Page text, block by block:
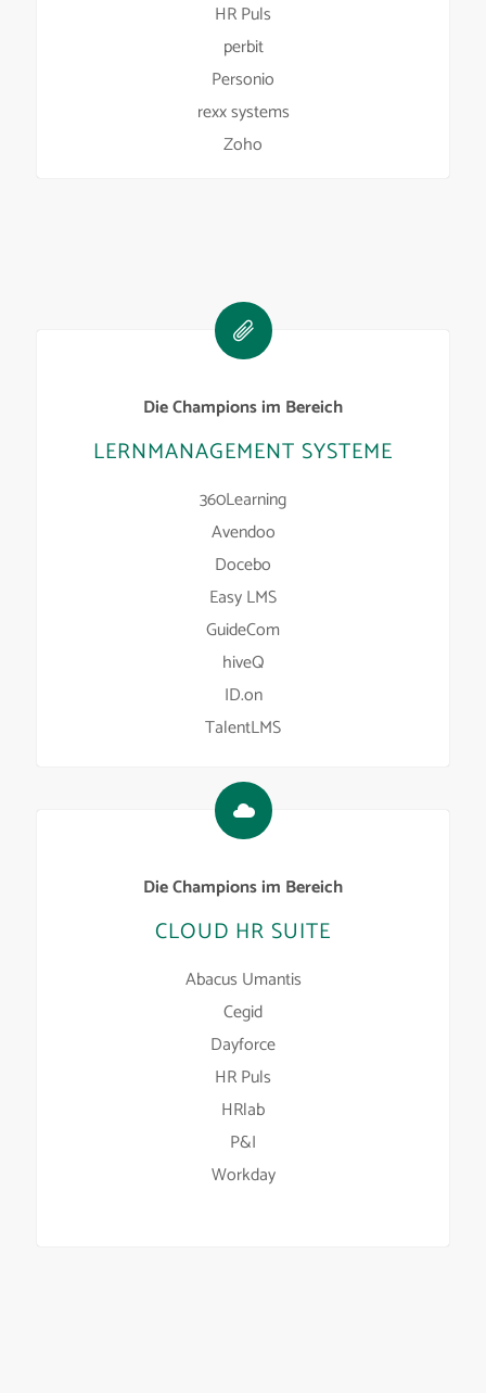
HR Puls
perbit
Personio
rexx systems
Zoho
Die Champions im Bereich
LERNMANAGEMENT SYSTEME
360Learning
Avendoo
Docebo
Easy LMS
GuideCom
hiveQ
ID.on
TalentLMS
Die Champions im Bereich
CLOUD HR SUITE
Abacus Umantis
Cegid
Dayforce
HR Puls
HRlab
P&I
Workday